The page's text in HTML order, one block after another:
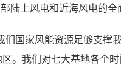
陆上风电和近海风电的全
国家风能资源足够支撑
。我们对七大基地各个